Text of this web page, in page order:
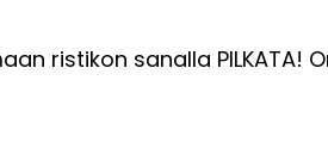
ristikon sanalla PILKATA!